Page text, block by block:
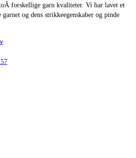
forskellige garn kvaliteter. Vi har lavet et
og dens strikkeegenskaber og pinde